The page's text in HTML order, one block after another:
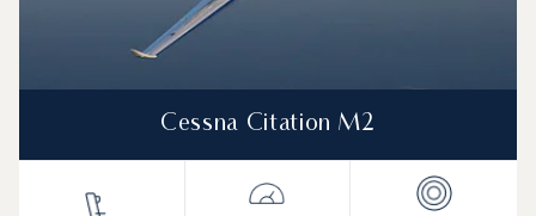
Cessna Citation M2